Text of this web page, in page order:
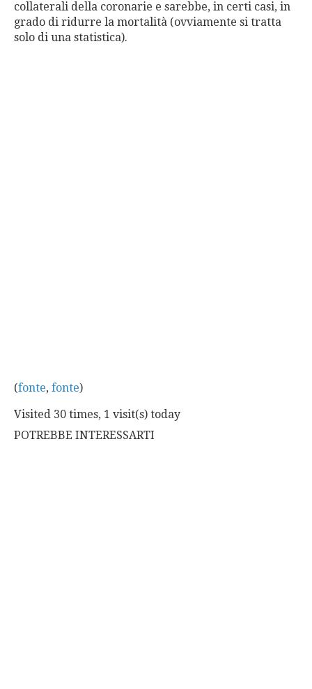
collaterali della coronarie e sarebbe, in certi casi, in
grado di ridurre la mortalità (ovviamente si tratta
solo di una statistica).
(fonte, fonte)
Visited 30 times, 1 visit(s) today
POTREBBE INTERESSARTI